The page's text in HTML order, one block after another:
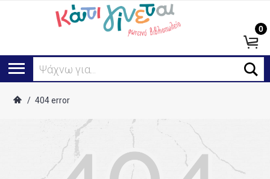
Ψάχνω για...
0
/ 404 error